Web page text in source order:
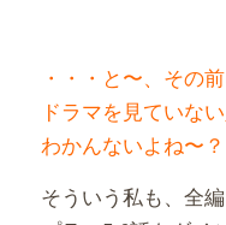
・・・と〜、その前
ドラマを見ていな
わかんないよね〜？
そういう私も、全